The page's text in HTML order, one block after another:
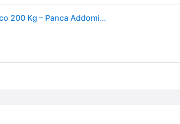
Tunturi. Panca Pesi Regolabile – Carico 200 Kg – Panca Addominali – Ub60 Panca Piana Ritiro Gratis - nero - ONE SIZE